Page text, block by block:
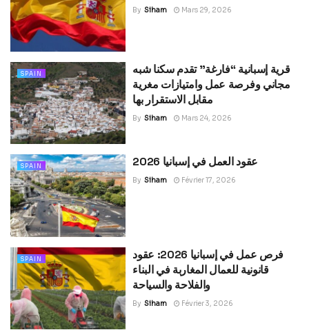
By Siham Mars 29, 2026
SPAIN
قرية إسبانية “فارغة” تقدم سكنا شبه
مجاني وفرصة عمل وامتيازات مغرية
مقابل الاستقرار بها
By Siham Mars 24, 2026
SPAIN عقود العمل في إسبانيا 2026
By Siham Février 17, 2026
SPAIN
فرص عمل في إسبانيا 2026: عقود
قانونية للعمال المغاربة في البناء
والفلاحة والسياحة
By Siham Février 3, 2026